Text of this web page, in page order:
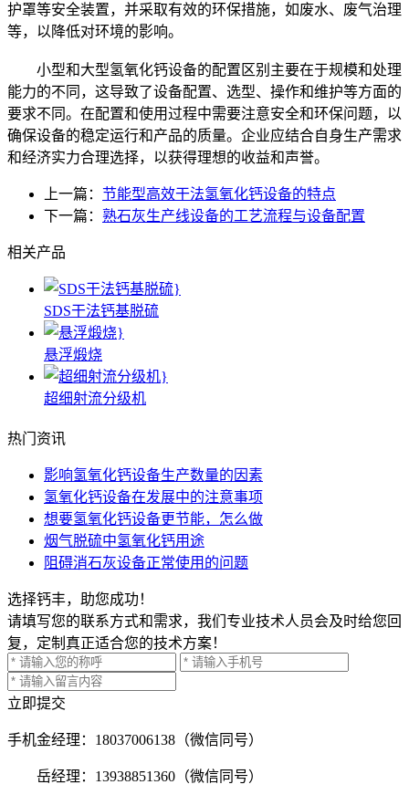
护罩等安全装置，并采取有效的环保措施，如废水、废气治理
等，以降低对环境的影响。
小型和大型氢氧化钙设备的配置区别主要在于规模和处理
能力的不同，这导致了设备配置、选型、操作和维护等方面的
要求不同。在配置和使用过程中需要注意安全和环保问题，以
确保设备的稳定运行和产品的质量。企业应结合自身生产需求
和经济实力合理选择，以获得理想的收益和声誉。
上一篇： 节能型高效干法氢氧化钙设备的特点
下一篇： 熟石灰生产线设备的工艺流程与设备配置
相关产品
SDS干法钙基脱硫
悬浮煅烧
超细射流分级机
热门资讯
影响氢氧化钙设备生产数量的因素
氢氧化钙设备在发展中的注意事项
想要氢氧化钙设备更节能，怎么做
烟气脱硫中氢氧化钙用途
阻碍消石灰设备正常使用的问题
选择钙丰，助您成功！
请填写您的联系方式和需求，我们专业技术人员会及时给您回
复，定制真正适合您的技术方案！
立即提交
手机金经理：18037006138（微信同号）
岳经理：13938851360（微信同号）